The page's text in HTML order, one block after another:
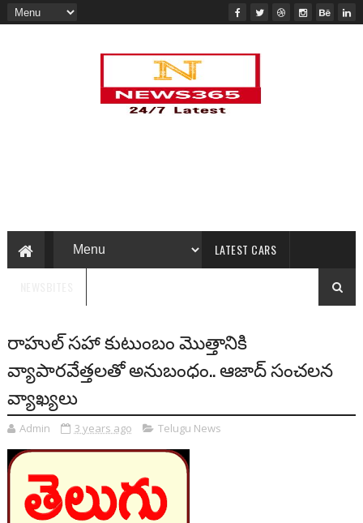
LATEST CARS
రాహుల్ సహా కుటుంబం మొత్తానికి
వ్యాపారవేత్తలతో అనుబంధం.. ఆజాద్ సంచలన
వ్యాఖ్యలు
Admin 3 years ago Telugu News